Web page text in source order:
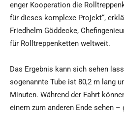
enger Kooperation die
für dieses komplexe Projekt“,
Friedhelm Göddecke,
für Rolltreppenketten weltweit.
Das Ergebnis kann sich sehen
sogenannte Tube ist 80,2 m lang
Minuten. Während der Fahrt
einem zum anderen Ende sehen